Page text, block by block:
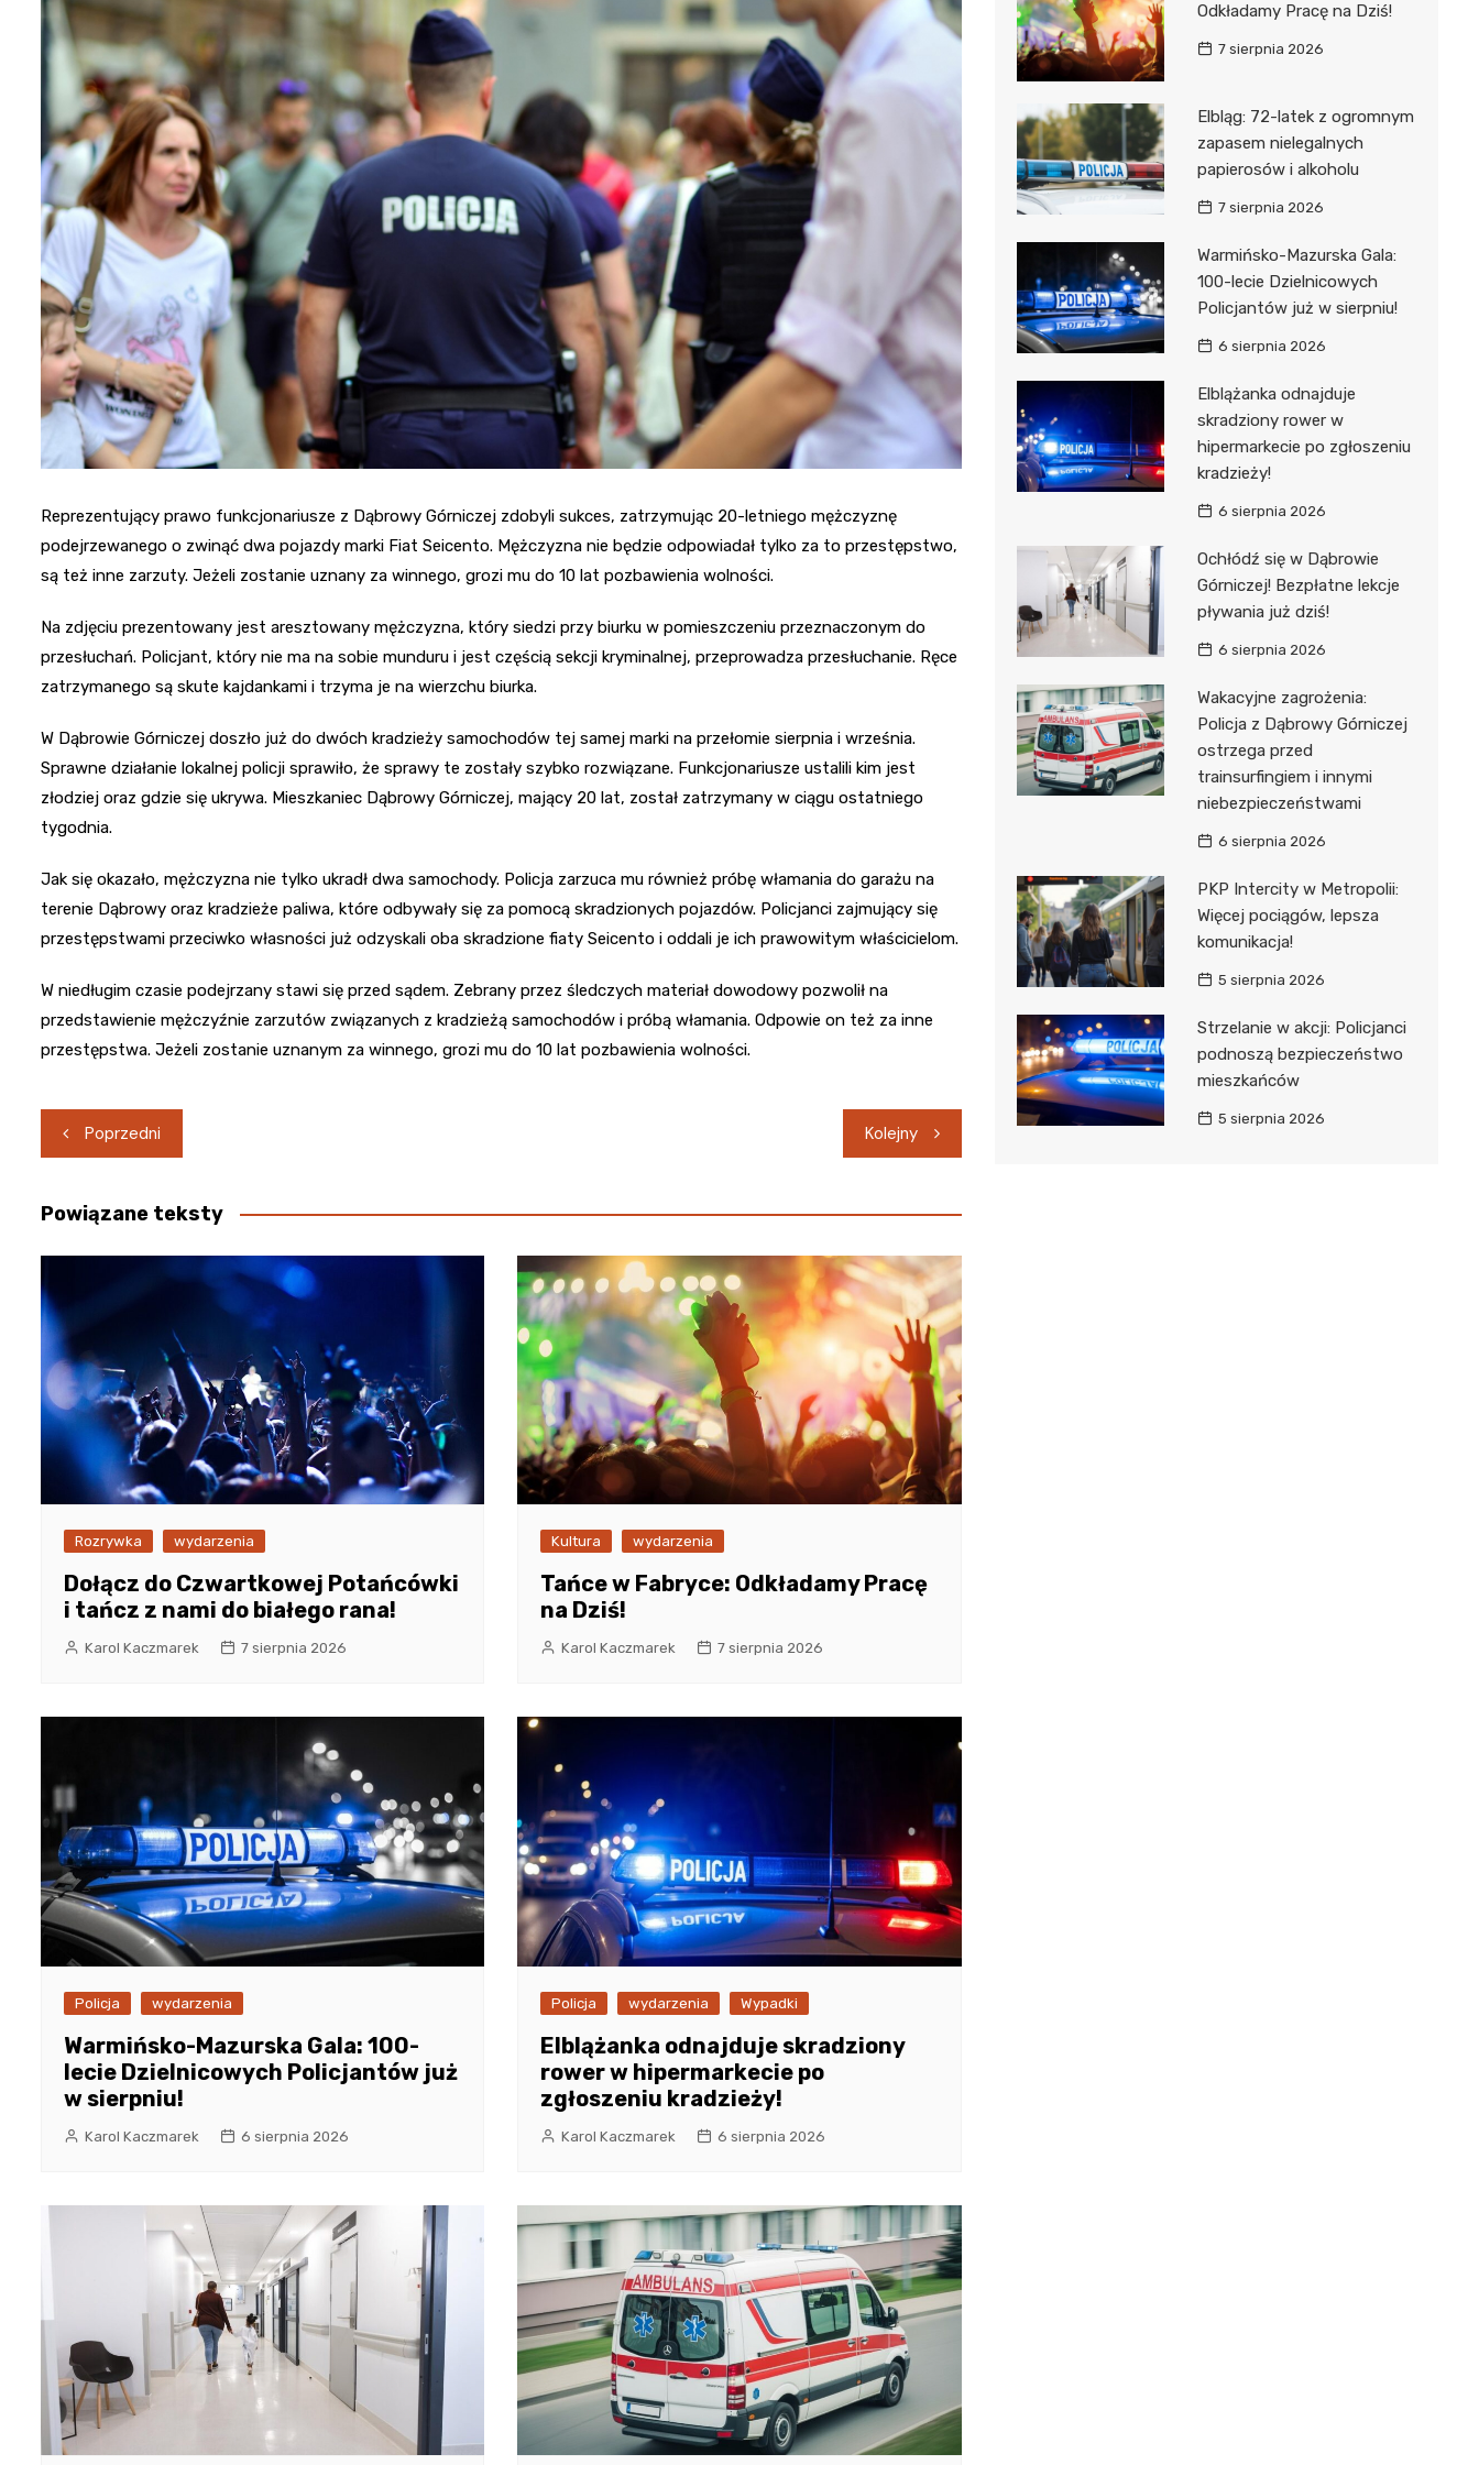
Poczta
Kino
Księgarnia
Reprezentujący prawo funkcjonariusze z Dąbrowy Górniczej zdobyli sukces, zatrzymując 20-letniego mężczyznę
podejrzewanego o zwinąć dwa pojazdy marki Fiat Seicento. Mężczyzna nie będzie odpowiadał tylko za to przestępstwo,
są też inne zarzuty. Jeżeli zostanie uznany za winnego, grozi mu do 10 lat pozbawienia wolności.
Na zdjęciu prezentowany jest aresztowany mężczyzna, który siedzi przy biurku w pomieszczeniu przeznaczonym do
przesłuchań. Policjant, który nie ma na sobie munduru i jest częścią sekcji kryminalnej, przeprowadza przesłuchanie. Ręce
zatrzymanego są skute kajdankami i trzyma je na wierzchu biurka.
W Dąbrowie Górniczej doszło już do dwóch kradzieży samochodów tej samej marki na przełomie sierpnia i września.
Sprawne działanie lokalnej policji sprawiło, że sprawy te zostały szybko rozwiązane. Funkcjonariusze ustalili kim jest
złodziej oraz gdzie się ukrywa. Mieszkaniec Dąbrowy Górniczej, mający 20 lat, został zatrzymany w ciągu ostatniego
tygodnia.
Jak się okazało, mężczyzna nie tylko ukradł dwa samochody. Policja zarzuca mu również próbę włamania do garażu na
terenie Dąbrowy oraz kradzieże paliwa, które odbywały się za pomocą skradzionych pojazdów. Policjanci zajmujący się
przestępstwami przeciwko własności już odzyskali oba skradzione fiaty Seicento i oddali je ich prawowitym właścicielom.
W niedługim czasie podejrzany stawi się przed sądem. Zebrany przez śledczych materiał dowodowy pozwolił na
przedstawienie mężczyźnie zarzutów związanych z kradzieżą samochodów i próbą włamania. Odpowie on też za inne
przestępstwa. Jeżeli zostanie uznanym za winnego, grozi mu do 10 lat pozbawienia wolności.
Nawigacja
wpisu
Poprzedni Kolejny
Powiązane teksty
Rozrywka wydarzenia
Dołącz do Czwartkowej Potańcówki
i tańcz z nami do białego rana!
Karol Kaczmarek 7 sierpnia 2026
Kultura wydarzenia
Tańce w Fabryce: Odkładamy Pracę
na Dziś!
Karol Kaczmarek 7 sierpnia 2026
Policja wydarzenia
Warmińsko-Mazurska Gala: 100-
lecie Dzielnicowych Policjantów już
w sierpniu!
Karol Kaczmarek 6 sierpnia 2026
Policja wydarzenia Wypadki
Elblążanka odnajduje skradziony
rower w hipermarkecie po
zgłoszeniu kradzieży!
Karol Kaczmarek 6 sierpnia 2026
Odkładamy Pracę na Dziś!
7 sierpnia 2026
Elbląg: 72-latek z ogromnym
zapasem nielegalnych
papierosów i alkoholu
7 sierpnia 2026
Warmińsko-Mazurska Gala:
100-lecie Dzielnicowych
Policjantów już w sierpniu!
6 sierpnia 2026
Elblążanka odnajduje
skradziony rower w
hipermarkecie po zgłoszeniu
kradzieży!
6 sierpnia 2026
Ochłódź się w Dąbrowie
Górniczej! Bezpłatne lekcje
pływania już dziś!
6 sierpnia 2026
Wakacyjne zagrożenia:
Policja z Dąbrowy Górniczej
ostrzega przed
trainsurfingiem i innymi
niebezpieczeństwami
6 sierpnia 2026
PKP Intercity w Metropolii:
Więcej pociągów, lepsza
komunikacja!
5 sierpnia 2026
Strzelanie w akcji: Policjanci
podnoszą bezpieczeństwo
mieszkańców
5 sierpnia 2026